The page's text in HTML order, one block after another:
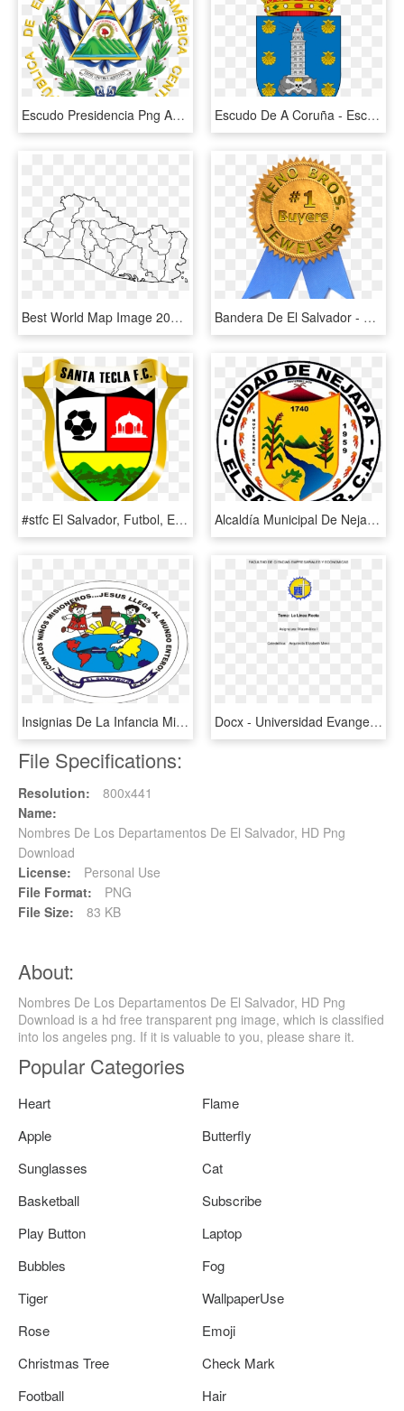
Escudo Presidencia Png Apexwallpapers Com - Current El Salvador Flags, Transparent Png Escudo De A Coruña - Escudo Torres De La Alameda, HD Png Download
Best World Map Image 2019 New - Diócesis De Santiago De María, HD Png Download Bandera De El Salvador - Best In Class Award, HD Png Download
#stfc El Salvador, Futbol, Escudo, Logos Geniales, - Santa Tecla Fc, HD Png Download Alcaldía Municipal De Nejapa - Alcaldia De Nejapa, HD Png Download
Insignias De La Infancia Misionera - Domund Para Niños, HD Png Download Docx - Universidad Evangelica De El Salvador, HD Png Download
File Specifications:
Resolution:
800x441
Name:
Nombres De Los Departamentos De El Salvador, HD Png
Download
License:
Personal Use
File Format:
PNG
File Size:
83 KB
About:
Nombres De Los Departamentos De El Salvador, HD Png
Download is a hd free transparent png image, which is classified
into los angeles png. If it is valuable to you, please share it.
Popular Categories
Heart
Flame
Apple
Butterfly
Sunglasses
Cat
Basketball
Subscribe
Play Button
Laptop
Bubbles
Fog
Tiger
WallpaperUse
Rose
Emoji
Christmas Tree
Check Mark
Football
Hair